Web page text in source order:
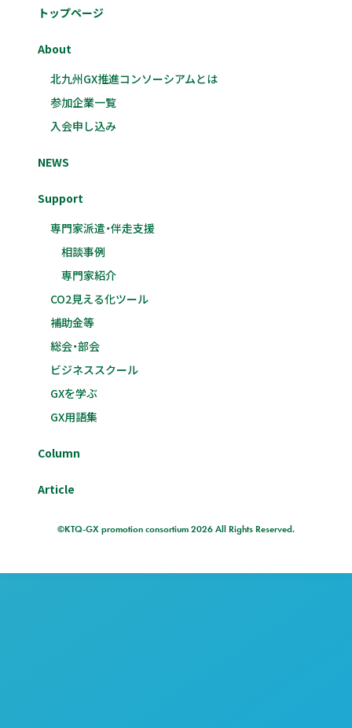
トップページ
About
北九州GX推進コンソーシアムとは
参加企業一覧
入会申し込み
NEWS
Support
専門家派遣・伴走支援
相談事例
専門家紹介
CO2見える化ツール
補助金等
総会・部会
ビジネススクール
GXを学ぶ
GX用語集
Column
Article
©KTQ-GX promotion consortium 2026 All Rights Reserved.